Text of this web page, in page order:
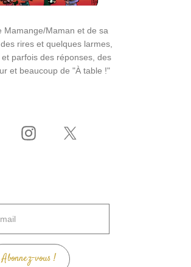
Mamange/Maman et de sa
rires et quelques larmes,
parfois des réponses, des
et beaucoup de "À table !"
Abonnez-vous !